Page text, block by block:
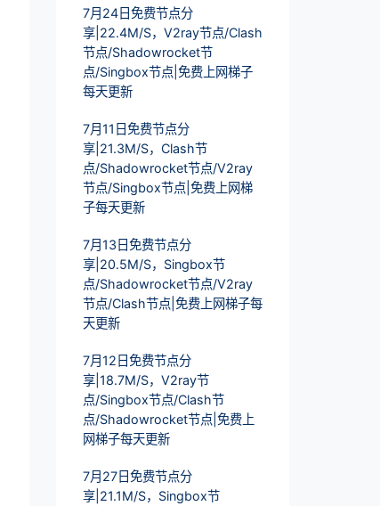
7月24日免费节点分
享|22.4M/S，V2ray节点/Clash
节点/Shadowrocket节
点/Singbox节点|免费上网梯子
每天更新
7月11日免费节点分
享|21.3M/S，Clash节
点/Shadowrocket节点/V2ray
节点/Singbox节点|免费上网梯
子每天更新
7月13日免费节点分
享|20.5M/S，Singbox节
点/Shadowrocket节点/V2ray
节点/Clash节点|免费上网梯子每
天更新
7月12日免费节点分
享|18.7M/S，V2ray节
点/Singbox节点/Clash节
点/Shadowrocket节点|免费上
网梯子每天更新
7月27日免费节点分
享|21.1M/S，Singbox节